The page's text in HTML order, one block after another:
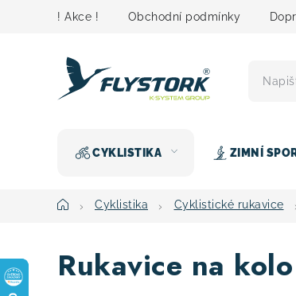
! Akce ! Obchodní podmínky
CYKLISTIKA ZIMNÍ
DomůCyklistika Cyklistické rukavice
Rukavice na